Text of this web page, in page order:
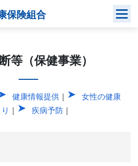
保険組合
等（保健事業）
健康情報提供 ｜
女性の健康
｜ 疾病予防 ｜